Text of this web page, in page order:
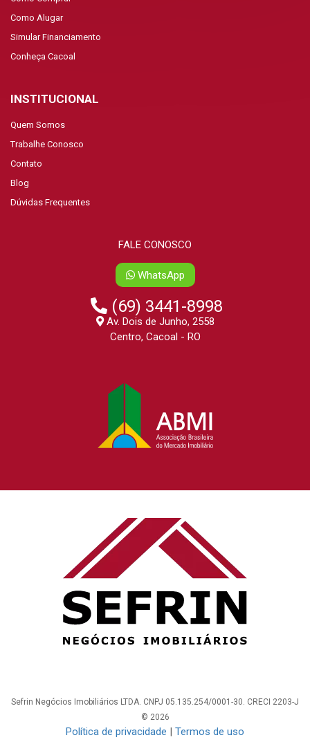
Como Alugar
Simular Financiamento
Conheça Cacoal
INSTITUCIONAL
Quem Somos
Trabalhe Conosco
Contato
Blog
Dúvidas Frequentes
FALE CONOSCO
WhatsApp
(69) 3441-8998
Av. Dois de Junho, 2558
Centro, Cacoal - RO
Sefrin Negócios Imobiliários LTDA. CNPJ 05.135.254/0001-30. CRECI 2203-J
© 2026
Política de privacidade | Termos de uso